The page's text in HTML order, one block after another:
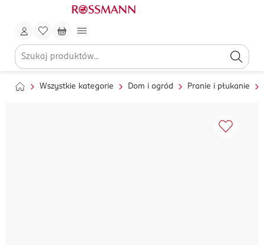
Wszystkie kategorie Dom i ogród Pranie i płukanie